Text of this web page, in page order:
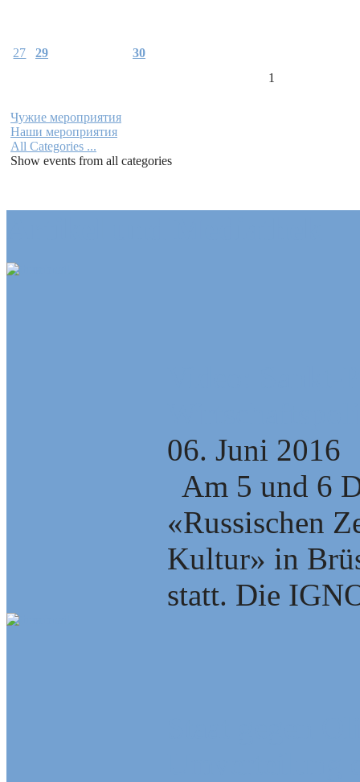
27 29
30
1
Чужие мероприятия
Наши мероприятия
All Categories ...
Show events from all categories
06. Juni 2016
Am 5 und 6
«Russischen
Kultur» in
statt. Die